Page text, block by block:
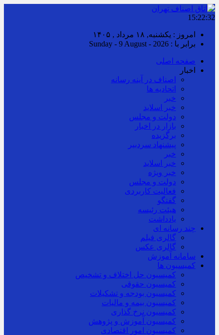
15:22:32
امروز : یکشنبه, ۱۸ مرداد , ۱۴۰۵
برابر با : Sunday - 9 August - 2026
صفحه اصلی
اخبار
اصناف در آینه رسانه
اتحادیه ها
خبر
خبر اسلايد
دولت و مجلس
بازار در اخبار
برگزیده
پیشنهاد سردبیر
خبر
خبر اسلايد
خبر ویژه
دولت و مجلس
فعالیت کاربردی
گفتگو
هیئت رئیسه
یادداشت
چند رسانه ای
گالری فیلم
گالری عکس
سامانه آموزش
کمیسیون ها
کمیسیون حل اختلاف و تشخیص
کمیسیون حقوقی
کمیسیون بودجه و تشکیلات
کمیسیون بیمه و مالیات
کمیسیون نرخ گذاری
کمیسیون آموزش و پژوهش
کمیسیون امور اقتصادی